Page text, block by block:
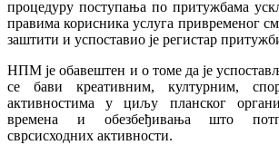
процедуру поступања по притужбама
правима корисника услуга привременог
заштити и успоставио је регистар
НПМ је обавештен и о томе да је
се бави креативним, културним,
активностима у циљу планског
времена и обезбеђивања што
сврсисходних активности.